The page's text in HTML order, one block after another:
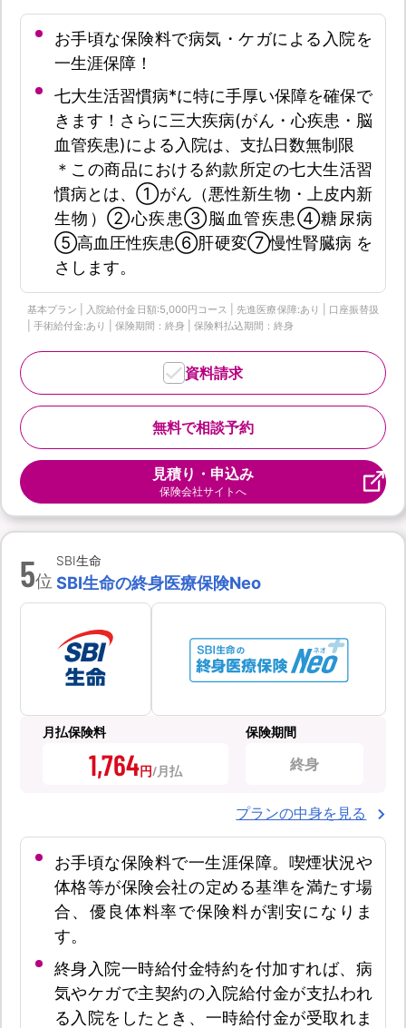
お手頃な保険料で病気・ケガによる入院を
一生涯保障！
七大生活習慣病*に特に手厚い保障を確保で
きます！さらに三大疾病(がん・心疾患・脳
血管疾患)による入院は、支払日数無制限
＊この商品における約款所定の七大生活習
慣病とは、①がん（悪性新生物・上皮内新
生物）②心疾患③脳血管疾患④糖尿病
⑤高血圧性疾患⑥肝硬変⑦慢性腎臓病 を
さします。
基本プラン | 入院給付金日額:5,000円コース | 先進医療保障:あり | 口座振替扱
| 手術給付金:あり | 保険期間：終身 | 保険料払込期間：終身
無料で相談予約
資料請求
見積り・申込み
保険会社サイトへ
5位
SBI生命
SBI生命の終身医療保険Neo
月払保険料
1,764円
保険期間
終身
プランの中身を見る
お手頃な保険料で一生涯保障。喫煙状況や
体格等が保険会社の定める基準を満たす場
合、優良体料率で保険料が割安になりま
す。
終身入院一時給付金特約を付加すれば、病
気やケガで主契約の入院給付金が支払われ
る入院をしたとき、一時給付金が受取れま